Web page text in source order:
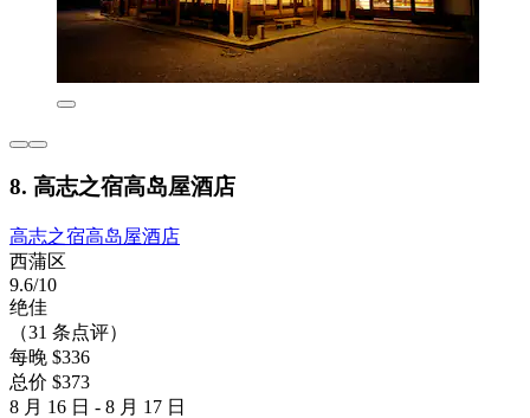
8. 高志之宿高岛屋酒店
高志之宿高岛屋酒店
西蒲区
9.6/10
绝佳
（31 条点评）
每晚 $336
总价 $373
8 月 16 日 - 8 月 17 日